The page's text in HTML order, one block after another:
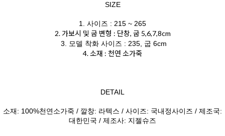
SIZE
1. 사이즈 : 215 ~ 265
2. 가보시 및 굽 변형 : 단창, 굽 5,6,7,8cm
3. 모델 착화 사이즈 : 235, 굽 6cm
4. 소재 : 천연 소가죽
DETAIL
소재: 100%천연소가죽 / 깔창: 라텍스 / 사이즈: 국내정사이즈 / 제조국:
대한민국 / 제조사: 지젤슈즈